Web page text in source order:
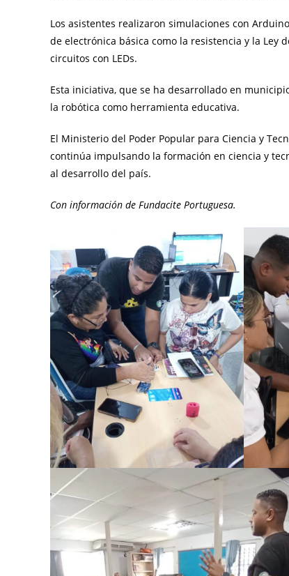
Los asistentes realizaron simulaciones con
de electrónica básica como la resistencia y la Ley
circuitos con LEDs.
Esta iniciativa, que se ha desarrollado en
la robótica como herramienta educativa.
El Ministerio del Poder Popular para Ciencia y
continúa impulsando la formación en ciencia y
al desarrollo del país.
Con información de Fundacite Portuguesa.